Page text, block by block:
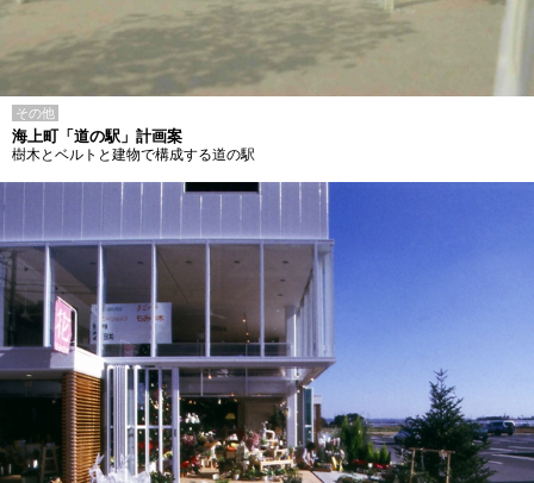
その他
海上町「道の駅」計画案
樹木とベルトと建物で構成する道の駅